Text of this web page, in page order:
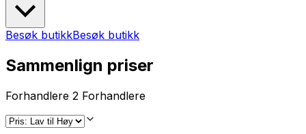
Besøk butikkBesøk butikk
Sammenlign priser
Forhandlere 2 Forhandlere